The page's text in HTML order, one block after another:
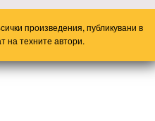
произведения, публикувани в
на техните автори.